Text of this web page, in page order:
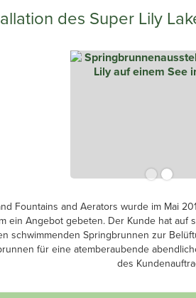
des Super Lily
Fountains and Aerators wurde im Mai
ein Angebot gebeten. Der Kunde hat auf
schwimmenden Springbrunnen zur
für eine atemberaubende
des